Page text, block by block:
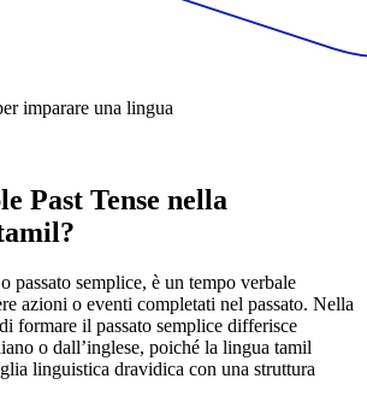
imparare una lingua
Past Tense nella
passato semplice, è un tempo verbale
azioni o eventi completati nel passato. Nella
formare il passato semplice differisce
o dall’inglese, poiché la lingua tamil
linguistica dravidica con una struttura